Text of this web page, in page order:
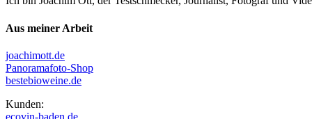
Aus meiner Arbeit
joachimott.de
Panoramafoto-Shop
bestebioweine.de
Kunden:
ecovin-baden.de